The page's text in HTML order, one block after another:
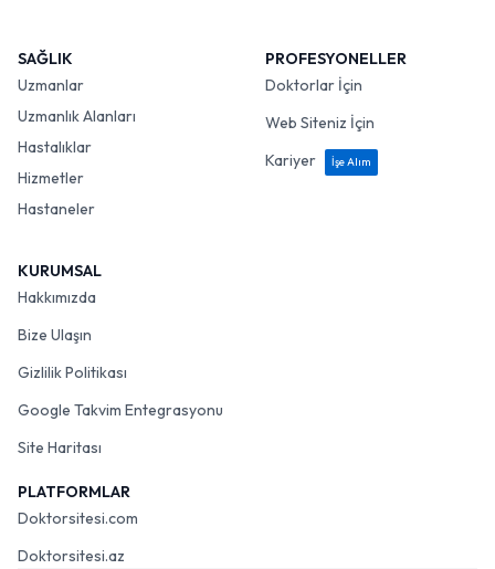
SAĞLIK
Uzmanlar
Uzmanlık Alanları
Hastalıklar
Hizmetler
Hastaneler
PROFESYONELLER
Doktorlar İçin
Web Siteniz İçin
Kariyer
İşe Alım
KURUMSAL
Hakkımızda
Bize Ulaşın
Gizlilik Politikası
Google Takvim Entegrasyonu
Site Haritası
PLATFORMLAR
Doktorsitesi.com
Doktorsitesi.az